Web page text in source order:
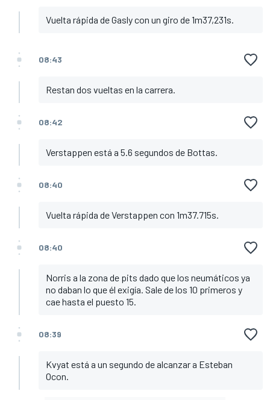
Vuelta rápida de Gasly con un giro de 1m37,231s.
08:43
Restan dos vueltas en la carrera.
08:42
Verstappen está a 5.6 segundos de Bottas.
08:40
Vuelta rápida de Verstappen con 1m37.715s.
08:40
Norris a la zona de pits dado que los neumáticos ya
no daban lo que él exigía. Sale de los 10 primeros y
cae hasta el puesto 15.
08:39
Kvyat está a un segundo de alcanzar a Esteban
Ocon.